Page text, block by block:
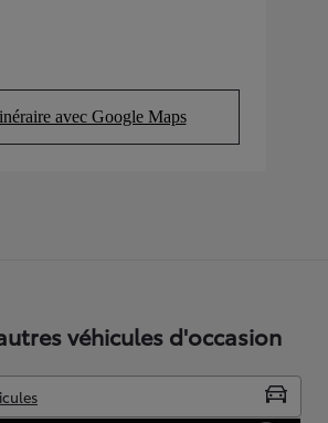
avec Google Maps
(Opens in new tab)
véhicules d'occasion